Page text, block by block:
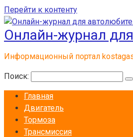
Перейти к контенту
Онлайн-журнал
Информационный портал
Поиск:
Главная
Двигатель
Тормоза
Трансмиссия